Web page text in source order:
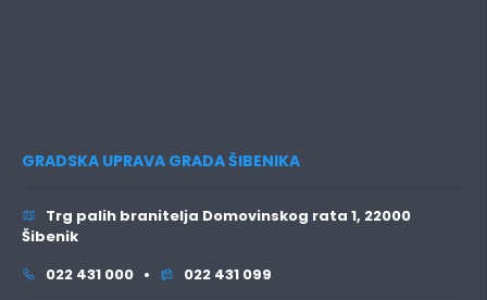
GRADSKA UPRAVA GRADA ŠIBENIKA
Trg palih branitelja Domovinskog rata 1, 22000
Šibenik
022 431 000 •
022 431 099